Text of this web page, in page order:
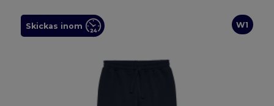
W1
Skickas inom